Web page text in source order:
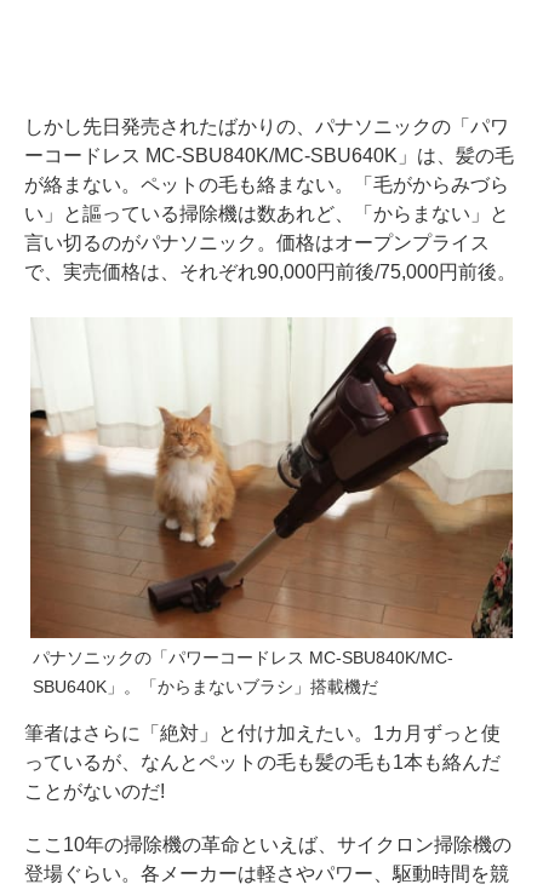
しかし先日発売されたばかりの、パナソニックの「パワ
ーコードレス MC-SBU840K/MC-SBU640K」は、髪の毛
が絡まない。ペットの毛も絡まない。「毛がからみづら
い」と謳っている掃除機は数あれど、「からまない」と
言い切るのがパナソニック。価格はオープンプライス
で、実売価格は、それぞれ90,000円前後/75,000円前後。
パナソニックの「パワーコードレス MC-SBU840K/MC-
SBU640K」。「からまないブラシ」搭載機だ
筆者はさらに「絶対」と付け加えたい。1カ月ずっと使
っているが、なんとペットの毛も髪の毛も1本も絡んだ
ことがないのだ!
ここ10年の掃除機の革命といえば、サイクロン掃除機の
登場ぐらい。各メーカーは軽さやパワー、駆動時間を競